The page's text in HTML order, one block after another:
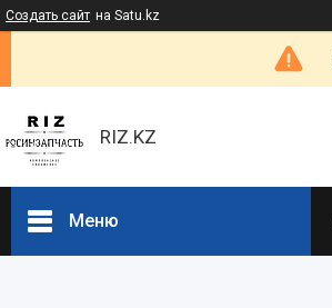
Создать сайт на Satu.kz
RIZ.KZ
Меню